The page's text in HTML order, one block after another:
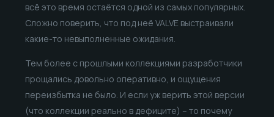
всё это время остаётся одной из самых популярных.
Сложно поверить, что под неё VALVE выстраивали
какие-то невыполненные ожидания.
Тем более с прошлыми коллекциями разработчики
прощались довольно оперативно, и ощущения
переизбытка не было. И если уж верить этой версии
(что коллекции реально в дефиците) – то почему